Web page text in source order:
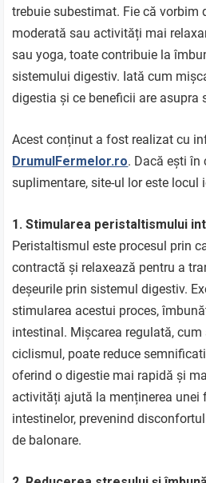
trebuie subestimat. Fie că vorbim
moderată sau activități mai
sau yoga, toate contribuie la
sistemului digestiv. Iată cum
digestia și ce beneficii are asupra
Acest conținut a fost realizat cu
DrumulFermelor.ro. Dacă ești în
suplimentare, site-ul lor este locul
1. Stimularea peristaltismului
Peristaltismul este procesul prin
contractă și relaxează pentru a
deșeurile prin sistemul digestiv.
stimularea acestui proces,
intestinal. Mișcarea regulată,
ciclismul, poate reduce
oferind o digestie mai rapidă și
activități ajută la menținerea unei
intestinelor, prevenind
de balonare.